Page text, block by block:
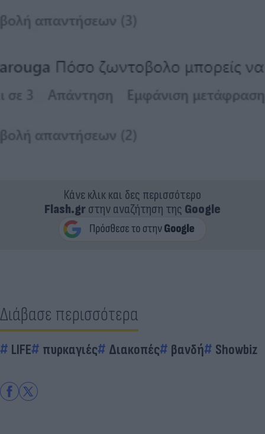
Κάνε κλικ και δες περισσότερο
Flash.grστην αναζήτηση της Google
Διάβασε περισσότερα
LIFE πυρκαγιές Διακοπές βανδή Showbiz